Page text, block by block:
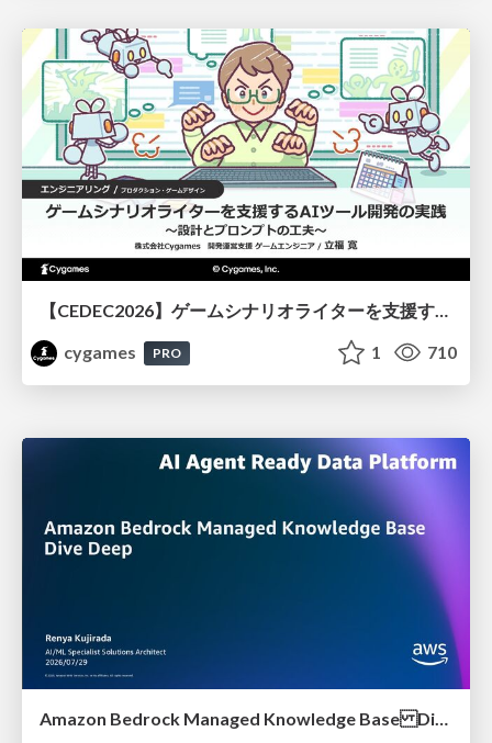
【CEDEC2026】ゲームシナリオライターを支援するAIツール開発の実践 ― 設計とプロンプトの工夫 ―
cygames
PRO 1 710
Amazon Bedrock Managed Knowledge Base Dive Deep